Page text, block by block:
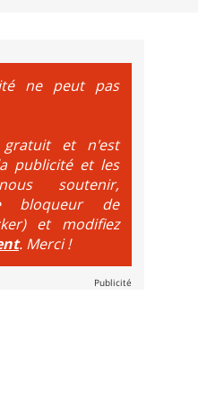
ne peut pas
gratuit et n'est
publicité et les
soutenir,
bloqueur de
et modifiez
. Merci !